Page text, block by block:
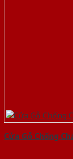
Cửa Gỗ Chống